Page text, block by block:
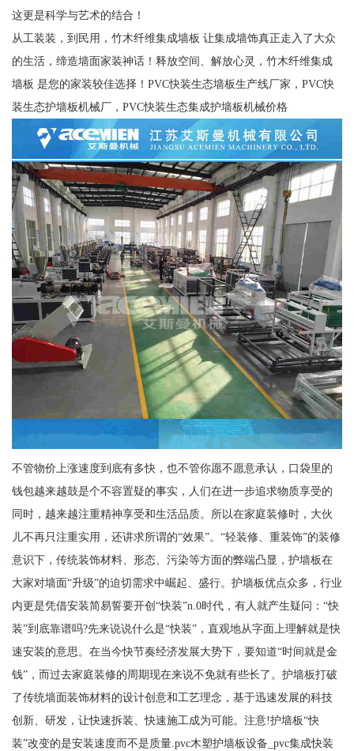
这更是科学与艺术的结合！
从工装装，到民用，竹木纤维集成墙板 让集成墙饰真正走入了大众
的生活，缔造墙面家装神话！释放空间、解放心灵，竹木纤维集成
墙板 是您的家装较佳选择！PVC快装生态墙板生产线厂家，PVC快
装生态护墙板机械厂，PVC快装生态集成护墙板机械价格
不管物价上涨速度到底有多快，也不管你愿不愿意承认，口袋里的
钱包越来越鼓是个不容置疑的事实，人们在进一步追求物质享受的
同时，越来越注重精神享受和生活品质。所以在家庭装修时，大伙
儿不再只注重实用，还讲求所谓的“效果”。“轻装修、重装饰”的装修
意识下，传统装饰材料、形态、污染等方面的弊端凸显，护墙板在
大家对墙面“升级”的迫切需求中崛起、盛行。护墙板优点众多，行业
内更是凭借安装简易誓要开创“快装”n.0时代，有人就产生疑问：“快
装”到底靠谱吗?先来说说什么是“快装”，直观地从字面上理解就是快
速安装的意思。在当今快节奏经济发展大势下，要知道“时间就是金
钱”，而过去家庭装修的周期现在来说不免就有些长了。护墙板打破
了传统墙面装饰材料的设计创意和工艺理念，基于迅速发展的科技
创新、研发，让快速拆装、快速施工成为可能。注意!护墙板“快
装”改变的是安装速度而不是质量.pvc木塑护墙板设备_pvc集成快装